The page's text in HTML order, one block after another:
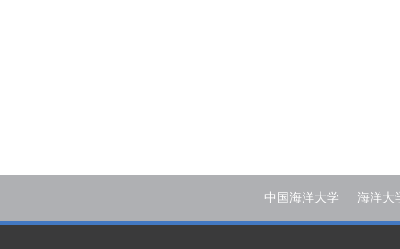
中国海洋大学 海洋大